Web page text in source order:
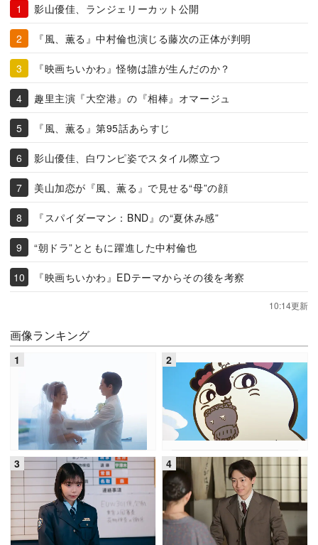
影山優佳、ランジェリーカット公開
『風、薫る』中村倫也演じる藤次の正体が判明
『映画ちいかわ』怪物は誰が生んだのか？
趣里主演『大空港』の『相棒』オマージュ
『風、薫る』第95話あらすじ
影山優佳、白ワンピ姿でスタイル際立つ
美山加恋が『風、薫る』で見せる“母”の顔
『スパイダーマン：BND』の“夏休み感”
“朝ドラ”とともに躍進した中村倫也
『映画ちいかわ』EDテーマからその後を考察
10:14更新
画像ランキング